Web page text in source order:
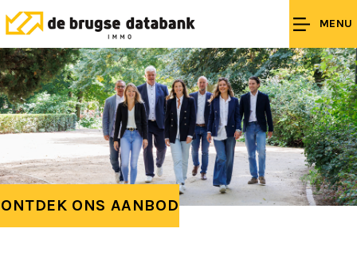
MENU
ONTDEK ONS AANBOD